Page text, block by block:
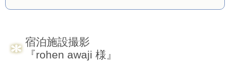
宿泊施設撮影
『rohen awaji 様』